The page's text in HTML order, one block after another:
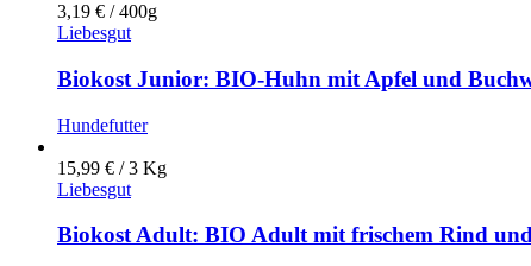
3,19 € / 400g
Liebesgut
Biokost Junior: BIO-Huhn mit Apfel und
Hundefutter
15,99 € / 3 Kg
Liebesgut
Biokost Adult: BIO Adult mit frischem Rind